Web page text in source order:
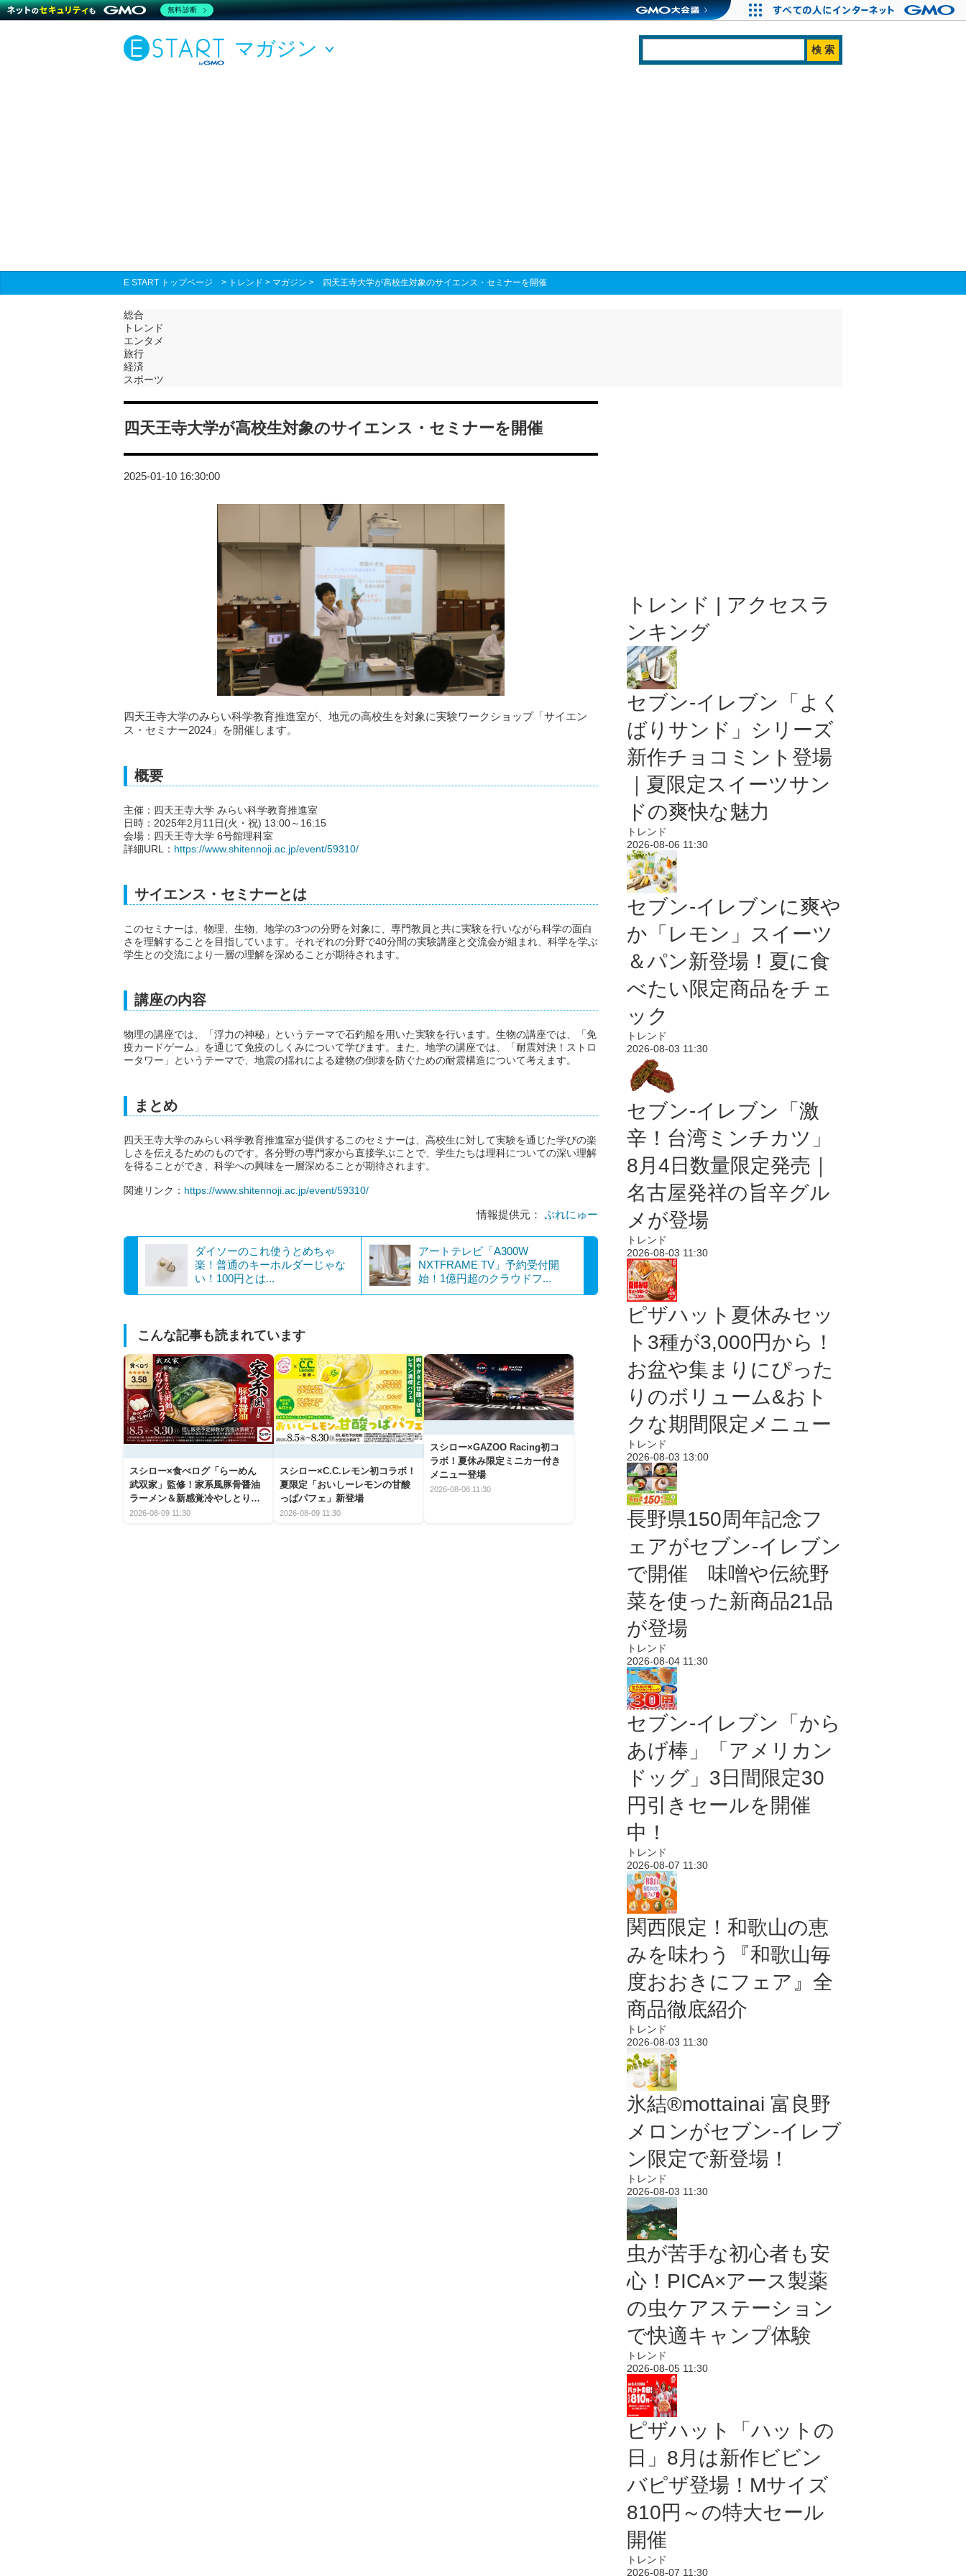
マガジン
E START トップページ > トレンド > マガジン > 四天王寺大学が高校生対象のサイエンス・セミナーを開催
総合
トレンド
エンタメ
旅行
経済
スポーツ
四天王寺大学が高校生対象のサイエンス・セミナーを開催
2025-01-10 16:30:00
四天王寺大学のみらい科学教育推進室が、地元の高校生を対象に実験ワークショップ「サイエン
ス・セミナー2024」を開催します。
概要
主催：四天王寺大学 みらい科学教育推進室
日時：2025年2月11日(火・祝) 13:00～16:15
会場：四天王寺大学 6号館理科室
詳細URL： https://www.shitennoji.ac.jp/event/59310/
サイエンス・セミナーとは
このセミナーは、物理、生物、地学の3つの分野を対象に、専門教員と共に実験を行いながら科学の面白
さを理解することを目指しています。それぞれの分野で40分間の実験講座と交流会が組まれ、科学を学ぶ
学生との交流により一層の理解を深めることが期待されます。
講座の内容
物理の講座では、「浮力の神秘」というテーマで石釣船を用いた実験を行います。生物の講座では、「免
疫カードゲーム」を通じて免疫のしくみについて学びます。また、地学の講座では、「耐震対決！ストロ
ータワー」というテーマで、地震の揺れによる建物の倒壊を防ぐための耐震構造について考えます。
まとめ
四天王寺大学のみらい科学教育推進室が提供するこのセミナーは、高校生に対して実験を通じた学びの楽
しさを伝えるためのものです。各分野の専門家から直接学ぶことで、学生たちは理科についての深い理解
を得ることができ、科学への興味を一層深めることが期待されます。
関連リンク： https://www.shitennoji.ac.jp/event/59310/
情報提供元： ぷれにゅー
ダイソーのこれ使うとめちゃ
楽！普通のキーホルダーじゃな
い！100円とは...
アートテレビ「A300W
NXTFRAME TV」予約受付開
始！1億円超のクラウドフ...
こんな記事も読まれています
スシロー×食べログ「らーめん
武双家」監修！家系風豚骨醤油
ラーメン＆新感覚冷やしとり天
うどんが新登場
2026-08-09 11:30
スシロー×C.C.レモン初コラボ！
夏限定「おいしーレモンの甘酸
っぱパフェ」新登場
2026-08-09 11:30
スシロー×GAZOO Racing初コ
ラボ！夏休み限定ミニカー付き
メニュー登場
2026-08-08 11:30
トレンド | アクセスラ
ンキング
セブン‐イレブン「よく
ばりサンド」シリーズ
新作チョコミント登場
｜夏限定スイーツサン
ドの爽快な魅力
トレンド
2026-08-06 11:30
セブン‐イレブンに爽や
か「レモン」スイーツ
＆パン新登場！夏に食
べたい限定商品をチェ
ック
トレンド
2026-08-03 11:30
セブン-イレブン「激
辛！台湾ミンチカツ」
8月4日数量限定発売｜
名古屋発祥の旨辛グル
メが登場
トレンド
2026-08-03 11:30
ピザハット夏休みセッ
ト3種が3,000円から！
お盆や集まりにぴった
りのボリューム&おト
クな期間限定メニュー
トレンド
2026-08-03 13:00
長野県150周年記念フ
ェアがセブン-イレブン
で開催 味噌や伝統野
菜を使った新商品21品
が登場
トレンド
2026-08-04 11:30
セブン‐イレブン「から
あげ棒」「アメリカン
ドッグ」3日間限定30
円引きセールを開催
中！
トレンド
2026-08-07 11:30
関西限定！和歌山の恵
みを味わう『和歌山毎
度おおきにフェア』全
商品徹底紹介
トレンド
2026-08-03 11:30
氷結®mottainai 富良野
メロンがセブン‐イレブ
ン限定で新登場！
トレンド
2026-08-03 11:30
虫が苦手な初心者も安
心！PICA×アース製薬
の虫ケアステーション
で快適キャンプ体験
トレンド
2026-08-05 11:30
ピザハット「ハットの
日」8月は新作ビビン
バピザ登場！Mサイズ
810円～の特大セール
開催
トレンド
2026-08-07 11:30
無料診断